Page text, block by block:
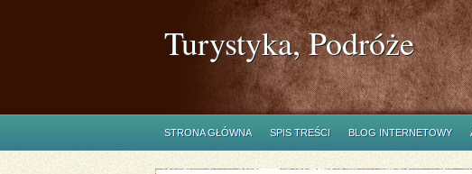
Turystyka, Podróże
STRONA GŁÓWNA SPIS TREŚCI BLOG INTERNETOWY